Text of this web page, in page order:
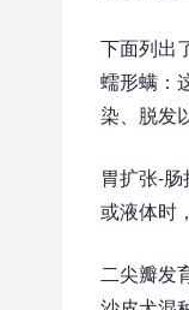
下面列出
蠕形螨：
染、脱发
胃扩张-
或液体时
二尖瓣发